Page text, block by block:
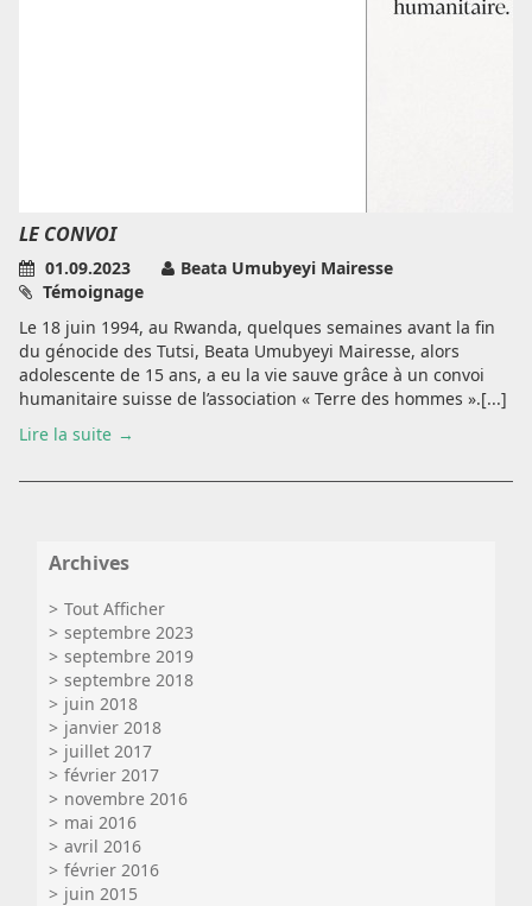
LE CONVOI
01.09.2023
Beata Umubyeyi Mairesse
Témoignage
Le 18 juin 1994, au Rwanda, quelques semaines avant la fin
du génocide des Tutsi, Beata Umubyeyi Mairesse, alors
adolescente de 15 ans, a eu la vie sauve grâce à un convoi
humanitaire suisse de l’association « Terre des hommes ».[...]
Lire la suite
Archives
Tout Afficher
septembre 2023
septembre 2019
septembre 2018
juin 2018
janvier 2018
juillet 2017
février 2017
novembre 2016
mai 2016
avril 2016
février 2016
juin 2015